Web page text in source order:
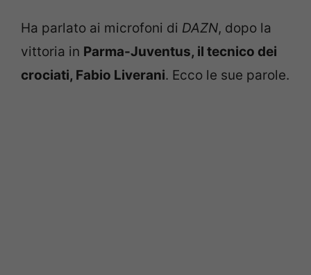
Ha parlato ai microfoni di DAZN, dopo la
vittoria in Parma-Juventus, il tecnico dei
crociati, Fabio Liverani. Ecco le sue parole.